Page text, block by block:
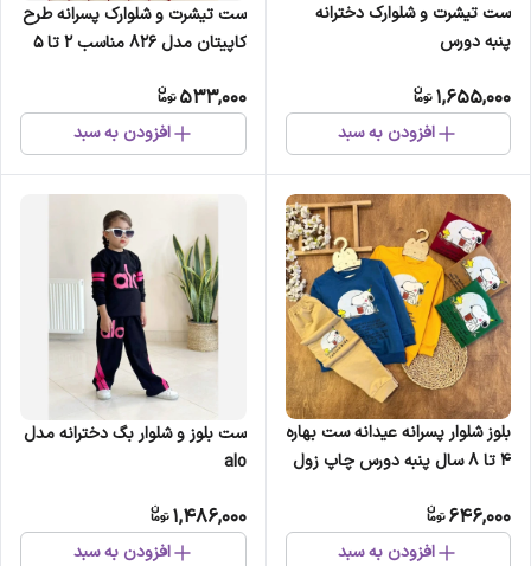
ست تیشرت و شلوارک دخترانه
پنبه دورس
1,655,000
افزودن به سبد
ست تیشرت و شلوارک پسرانه طرح
کاپیتان مدل 826 مناسب 2 تا 5
533,000
افزودن به سبد
بلوز شلوار پسرانه عیدانه ست بهاره
4 تا 8 سال پنبه دورس چاپ زول
646,000
افزودن به سبد
ست بلوز و شلوار بگ دخترانه مدل
alo
1,486,000
افزودن به سبد